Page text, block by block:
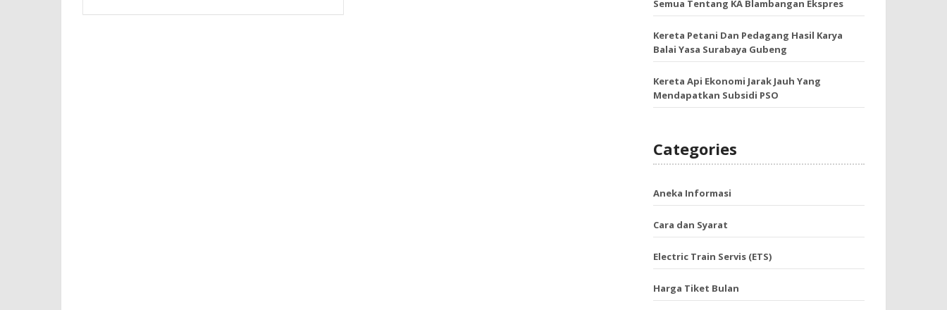
Semua Tentang KA Blambangan Ekspres
Kereta Petani Dan Pedagang Hasil Karya
Balai Yasa Surabaya Gubeng
Kereta Api Ekonomi Jarak Jauh Yang
Mendapatkan Subsidi PSO
Categories
Aneka Informasi
Cara dan Syarat
Electric Train Servis (ETS)
Harga Tiket Bulan